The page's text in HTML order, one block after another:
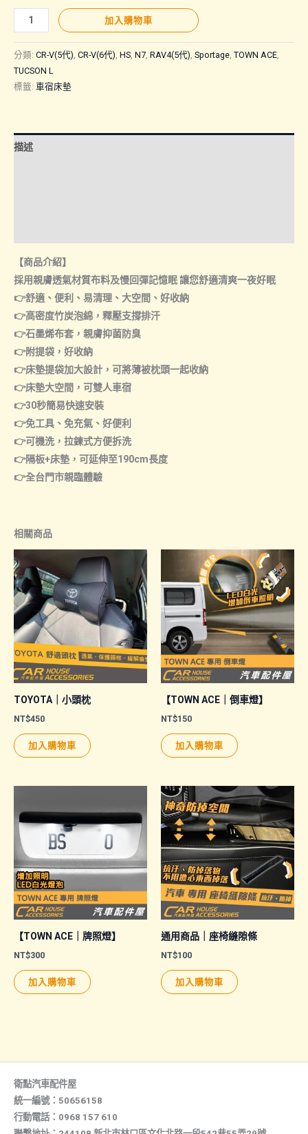
旅
車
｜
車
墊
車
用
數
量
加入購物車
分類: CR-V(5代) CR-V(6代) HS N7 RAV4(5代) Sportage TOWN ACE
TUCSON L
標籤: 車宿床墊
描述
【商品介紹】
採用親膚透氣材質布料及慢回彈記憶眠 讓您舒適清爽一夜好眠
👉舒適、便利、易清理、大空間、好收納
👉高密度竹炭泡綿，釋壓支撐排汗
👉石墨烯布套，親膚抑菌防臭
👉附提袋，好收納
👉床墊提袋加大設計，可將薄被枕頭一起收納
👉床墊大空間，可雙人車宿
👉30秒簡易快速安裝
👉免工具、免充氣、好便利
👉可機洗，拉鍊式方便拆洗
👉隔板+床墊，可延伸至190cm長度
👉全台門市親臨體驗
相關商品
TOYOTA｜小頭枕
NT$450
加入購物車
【TOWN ACE｜倒車燈】
NT$150
加入購物車
【TOWN ACE｜牌照燈】
NT$300
加入購物車
通用商品｜座椅縫隙條
NT$100
加入購物車
衛點汽車配件屋
統一編號：50656158
行動電話：0968 157 610